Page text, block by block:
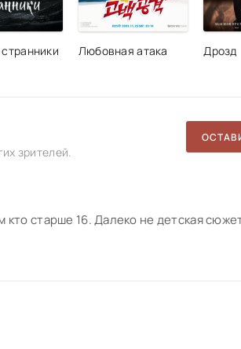
Любовная атака Дрозд
зрителей.
старше 16. Далеко не детская